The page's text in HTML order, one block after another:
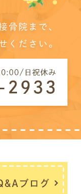
骨院まで、
ください。